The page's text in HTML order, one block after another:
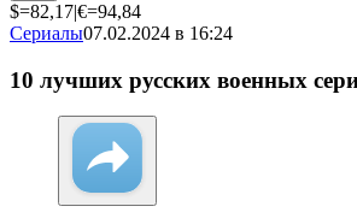
$=82,17|€=94,84
Сериалы07.02.2024 в 16:24
10 лучших русских военных